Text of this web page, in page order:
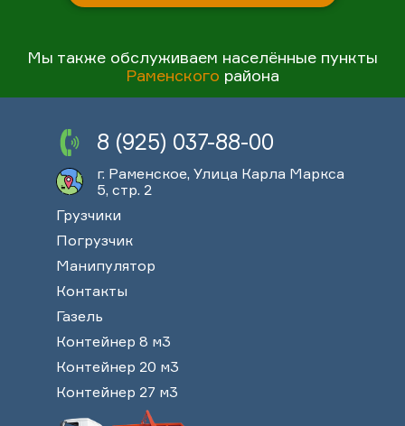
Мы также обслуживаем населённые пункты
Раменского района
Газель
Контейнер 8 м3
Контейнер 20 м3
Контейнер 27 м3
Грузчики
Погрузчик
Манипулятор
Контакты
8 (925) 037-88-00
г. Раменское, Улица Карла Маркса
5, стр. 2